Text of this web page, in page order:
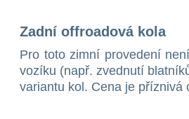
Zadní offroadová kola
Pro toto zimní provedení
vozíku (např. zvednutí
variantu kol. Cena je příznivá